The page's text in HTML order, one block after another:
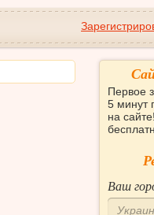
Первое
5 минут
на
Ваш